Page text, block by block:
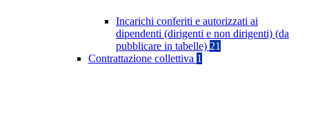
Incarichi conferiti e autorizzati ai
dipendenti (dirigenti e non dirigenti) (da
pubblicare in tabelle) 21
Contrattazione collettiva 1